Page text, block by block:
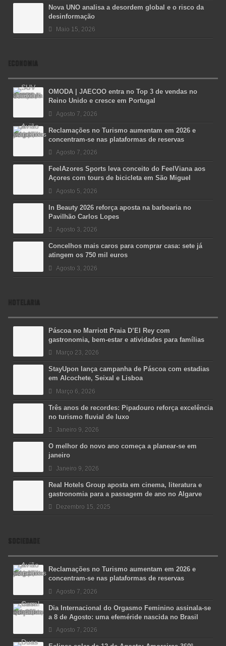
Nova UNO analisa a desordem global e o risco da
desinformação
Maio 15, 2026
ECONOMIA
OMODA | JAECOO entra no Top 3 de vendas no
Reino Unido e cresce em Portugal
Agosto 7, 2026
Reclamações no Turismo aumentam em 2026 e
concentram-se nas plataformas de reservas
Agosto 7, 2026
FeelAzores Sports leva conceito do FeelViana aos
Açores com tours de bicicleta em São Miguel
Agosto 5, 2026
In Beauty 2026 reforça aposta na barbearia no
Pavilhão Carlos Lopes
Agosto 3, 2026
Concelhos mais caros para comprar casa: sete já
atingem os 750 mil euros
Agosto 3, 2026
HOTELARIA
Páscoa no Marriott Praia D’El Rey com
gastronomia, bem-estar e atividades para famílias
Março 23, 2026
StayUpon lança campanha de Páscoa com estadias
em Alcochete, Seixal e Lisboa
Março 6, 2026
Três anos de recordes: Pipadouro reforça excelência
no turismo fluvial de luxo
Janeiro 9, 2026
O melhor do novo ano começa a planear-se em
janeiro
Janeiro 9, 2026
Real Hotels Group aposta em cinema, literatura e
gastronomia para a passagem de ano no Algarve
Dezembro 15, 2025
SOCIEDADE
Reclamações no Turismo aumentam em 2026 e
concentram-se nas plataformas de reservas
Agosto 7, 2026
Dia Internacional do Orgasmo Feminino assinala-se
a 8 de Agosto: uma efeméride nascida no Brasil
Agosto 7, 2026